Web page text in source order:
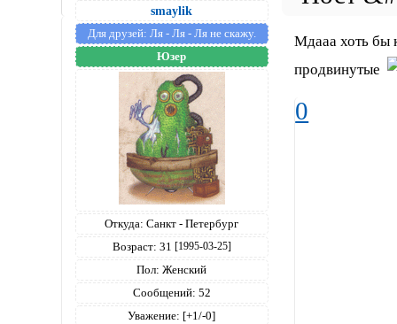
smaylik
Для друзей: Ля - Ля - Ля не скажу.
Юзер
Откуда: Санкт - Петербург
Возраст: 31 [1995-03-25]
Пол: Женский
Сообщений: 52
Уважение: [+1/-0]
Мдааа хоть бы
продвинутые
0